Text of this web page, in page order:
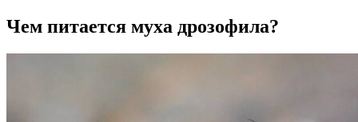
Чем питается муха дрозофила?